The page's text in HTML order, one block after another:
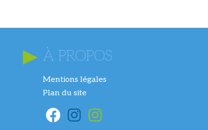
À PROPOS
Mentions légales
Plan du site